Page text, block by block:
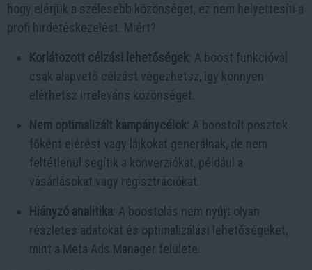
hogy elérjük a szélesebb közönséget, ez nem helyettesíti a
profi hirdetéskezelést. Miért?
Korlátozott célzási lehetőségek : A boost funkcióval
csak alapvető célzást végezhetsz, így könnyen
elérhetsz irreleváns közönséget.
Nem optimalizált kampánycélok : A boostolt posztok
főként elérést vagy lájkokat generálnak, de nem
feltétlenül segítik a konverziókat, például a
vásárlásokat vagy regisztrációkat.
Hiányzó analitika : A boostolás nem nyújt olyan
részletes adatokat és optimalizálási lehetőségeket,
mint a Meta Ads Manager felülete.